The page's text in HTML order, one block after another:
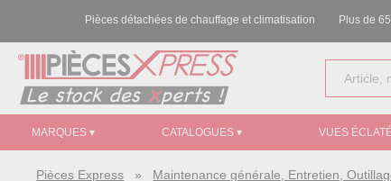
Pièces détachées de chauffage et climatisation Plus de
MARQUES ▾ CATALOGUES ▾ VUES
Pièces Express » Maintenance générale, Entretien,